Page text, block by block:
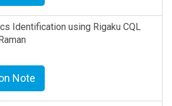
Identification using Rigaku CQL
Note